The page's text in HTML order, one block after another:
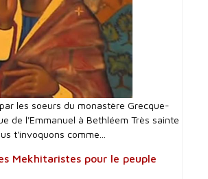
les soeurs du monastère Grecque-
de l'Emmanuel à Bethléem Très sainte
t'invoquons comme...
Mekhitaristes pour le peuple